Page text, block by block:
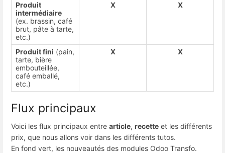
Produit
intermédiaire
(ex. brassin, café
brut, pâte à tarte,
etc.)
X X
Produit fini (pain,
tarte, bière
embouteillée,
café emballé,
etc.)
X X
Flux principaux
Voici les flux principaux entre article, recette et les différents
prix, que nous allons voir dans les différents tutos.
En fond vert, les nouveautés des modules Odoo Transfo.